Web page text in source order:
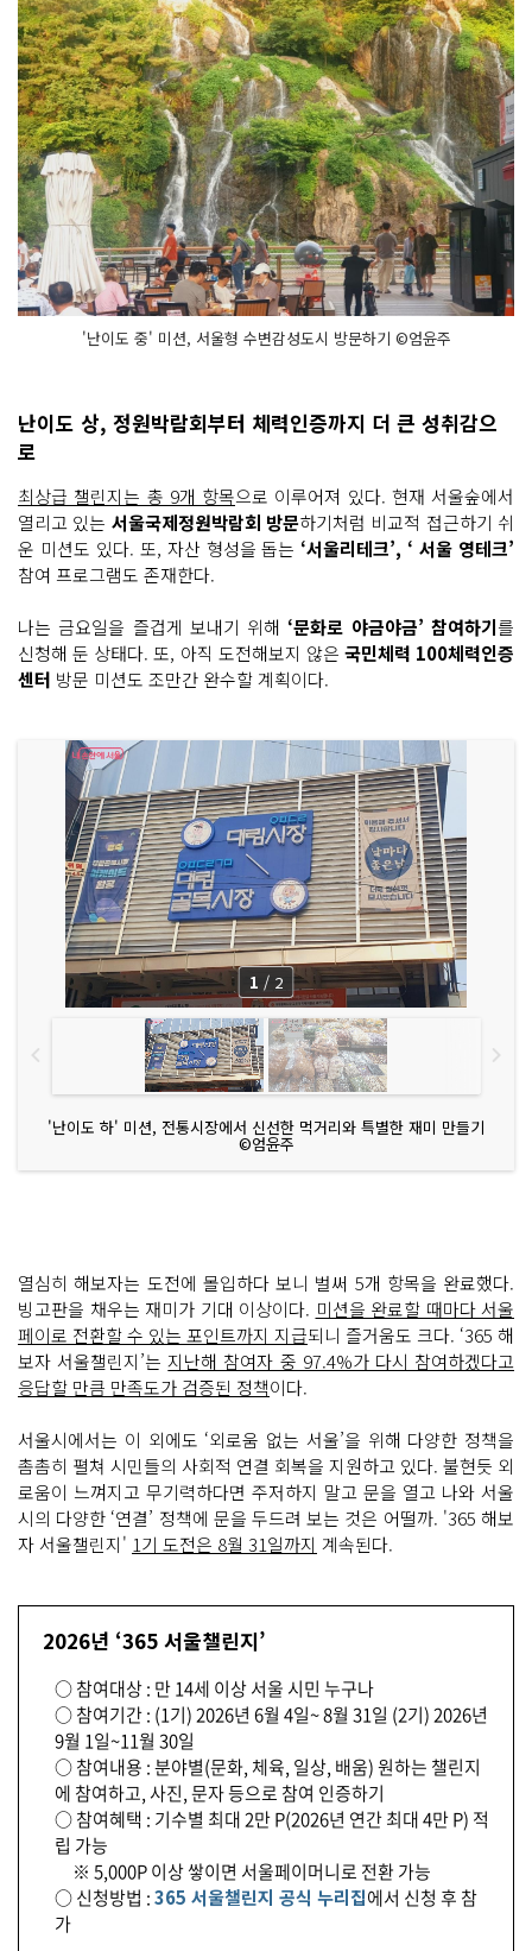
'난이도 중' 미션, 서울형 수변감성도시 방문하기 ©엄윤주
난이도 상, 정원박람회부터 체력인증까지 더 큰 성취감으
로
최상급 챌린지는 총 9개 항목으로 이루어져 있다. 현재 서울숲에서
열리고 있는 서울국제정원박람회 방문하기처럼 비교적 접근하기 쉬
운 미션도 있다. 또, 자산 형성을 돕는 ‘서울리테크’, ‘ 서울 영테크’
참여 프로그램도 존재한다.
나는 금요일을 즐겁게 보내기 위해 ‘문화로 야금야금’ 참여하기를
신청해 둔 상태다. 또, 아직 도전해보지 않은 국민체력 100체력인증
센터 방문 미션도 조만간 완수할 계획이다.
'난이도 하' 미션, 전통시장에서 신선한 먹거리와 특별한 재미 만들기
©엄윤주
1 / 2
열심히 해보자는 도전에 몰입하다 보니 벌써 5개 항목을 완료했다.
빙고판을 채우는 재미가 기대 이상이다. 미션을 완료할 때마다 서울
페이로 전환할 수 있는 포인트까지 지급되니 즐거움도 크다. ‘365 해
보자 서울챌린지’는지난해 참여자 중 97.4%가 다시 참여하겠다고
응답할 만큼 만족도가 검증된 정책이다.
서울시에서는 이 외에도 ‘외로움 없는 서울’을 위해 다양한 정책을
촘촘히 펼쳐 시민들의 사회적 연결 회복을 지원하고 있다. 불현듯 외
로움이 느껴지고 무기력하다면 주저하지 말고 문을 열고 나와 서울
시의 다양한 ‘연결’ 정책에 문을 두드려 보는 것은 어떨까. '365 해보
자 서울챌린지' 1기 도전은 8월 31일까지 계속된다.
2026년 ‘365 서울챌린지’
○ 참여대상 : 만 14세 이상 서울 시민 누구나
○ 참여기간 : (1기) 2026년 6월 4일~ 8월 31일 (2기) 2026년
9월 1일~11월 30일
○ 참여내용 : 분야별(문화, 체육, 일상, 배움) 원하는 챌린지
에 참여하고, 사진, 문자 등으로 참여 인증하기
○ 참여혜택 : 기수별 최대 2만 P(2026년 연간 최대 4만 P) 적
립 가능
※ 5,000P 이상 쌓이면 서울페이머니로 전환 가능
○ 신청방법 :365 서울챌린지 공식 누리집에서 신청 후 참
가